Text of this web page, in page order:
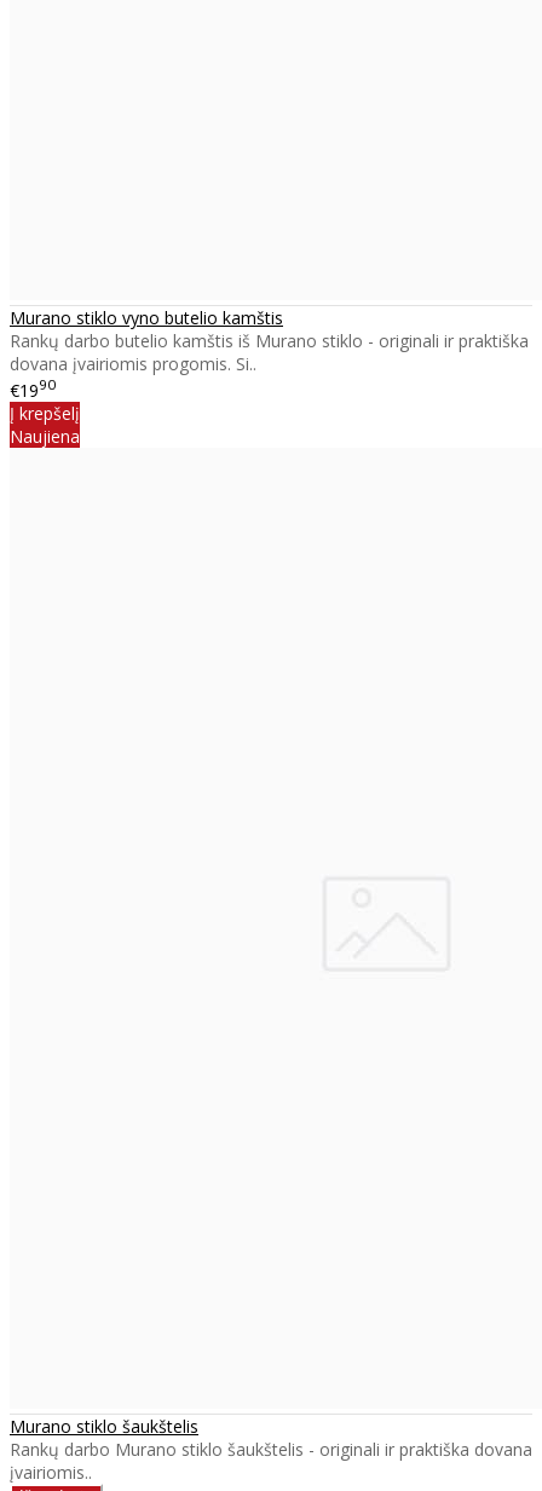
Murano stiklo vyno butelio kamštis
Rankų darbo butelio kamštis iš Murano stiklo - originali ir praktiška
dovana įvairiomis progomis. Si..
€1990
Į krepšelį
Naujiena
Murano stiklo šaukštelis
Rankų darbo Murano stiklo šaukštelis - originali ir praktiška dovana
įvairiomis..